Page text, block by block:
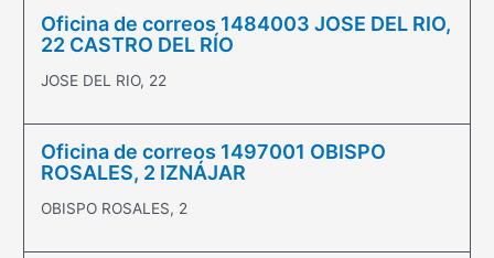
Oficina de correos 1484003 JOSE DEL RIO,
22 CASTRO DEL RÍO
JOSE DEL RIO, 22
Oficina de correos 1497001 OBISPO
ROSALES, 2 IZNÁJAR
OBISPO ROSALES, 2